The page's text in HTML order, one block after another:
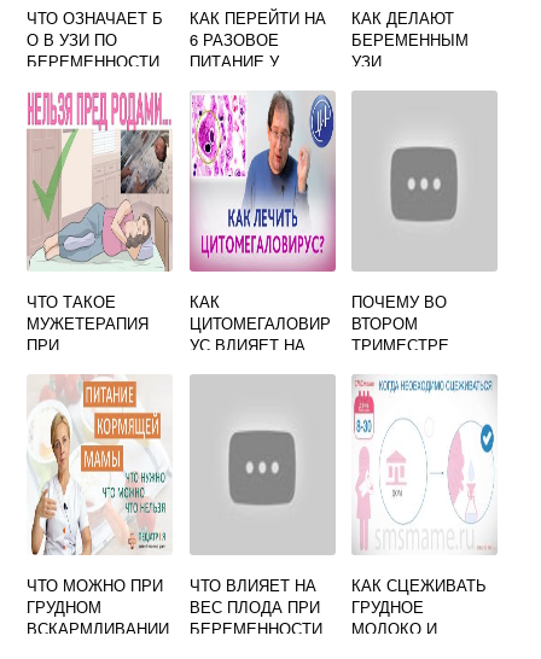
ЧТО ОЗНАЧАЕТ Б
О В УЗИ ПО
БЕРЕМЕННОСТИ
КАК ПЕРЕЙТИ НА
6 РАЗОВОЕ
ПИТАНИЕ У
СМЕСЬЮ
КАК ДЕЛАЮТ
БЕРЕМЕННЫМ
УЗИ
ЧТО ТАКОЕ
МУЖЕТЕРАПИЯ
ПРИ
КАК
ЦИТОМЕГАЛОВИР
УС ВЛИЯЕТ НА
ПОЧЕМУ ВО
ВТОРОМ
ТРИМЕСТРЕ
ЖИВОТА ПРИ
БЕРЕМЕННОСТИ
ЧТО МОЖНО ПРИ
ГРУДНОМ
ВСКАРМЛИВАНИИ
ЧТО ВЛИЯЕТ НА
ВЕС ПЛОДА ПРИ
БЕРЕМЕННОСТИ
КАК СЦЕЖИВАТЬ
ГРУДНОЕ
МОЛОКО И